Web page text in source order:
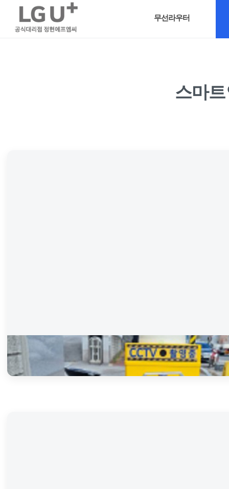
무선라우터
스마
이동형 CCTV
도로 공사